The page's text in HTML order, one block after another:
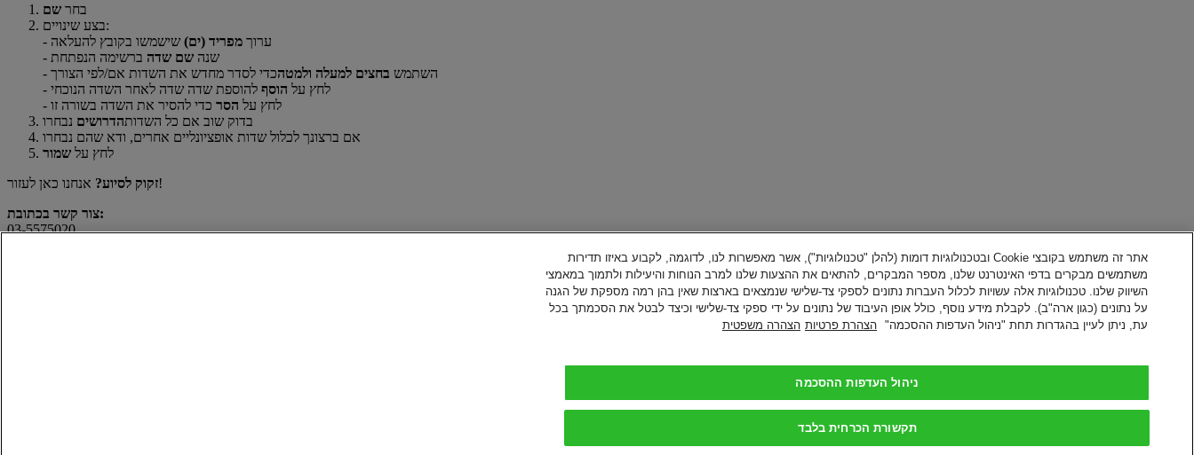
בחר שם
בצע שינויים:
- ערוך מפריד (ים) שישמשו בקובץ להעלאה
- שנה שם שדה ברשימה הנפתחת
- השתמש בחצים למעלה ולמטהכדי לסדר מחדש את השדות אם/לפי הצורך
- לחץ על הוסף להוספת שדה שדה לאחר השדה הנוכחי
- לחץ על הסר כדי להסיר את השדה בשורה זו
בדוק שוב אם כל השדותהדרושים נבחרו
אם ברצונך לכלול שדות אופציונליים אחרים, ודא שהם נבחרו
לחץ על שמור
זקוק לסיוע?אנחנו כאן לעזור!
צור קשר בכתובת:
03-5575020
אתר זה משתמש בקובצי Cookie ובטכנולוגיות דומות (להלן "טכנולוגיות"), אשר מאפשרות לנו, לדוגמה, לקבוע באיזו תדירות
משתמשים מבקרים בדפי האינטרנט שלנו, מספר המבקרים, להתאים את ההצעות שלנו למרב הנוחות והיעילות ולתמוך במאמצי
השיווק שלנו. טכנולוגיות אלה עשויות לכלול העברות נתונים לספקי צד-שלישי שנמצאים בארצות שאין בהן רמה מספקת של הגנה
על נתונים (כגון ארה"ב). לקבלת מידע נוסף, כולל אופן העיבוד של נתונים על ידי ספקי צד-שלישי וכיצד לבטל את הסכמתך בכל
עת, ניתן לעיין בהגדרות תחת "ניהול העדפות ההסכמה" הצהרת פרטיות הצהרה משפטית
ניהול העדפות ההסכמה
תקשורת הכרחית בלבד